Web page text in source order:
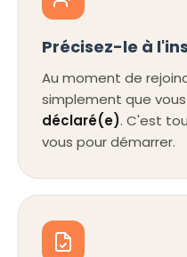
Précisez-le à
Au moment de
simplement que vous
déclaré(e). C'est
vous pour démarrer.